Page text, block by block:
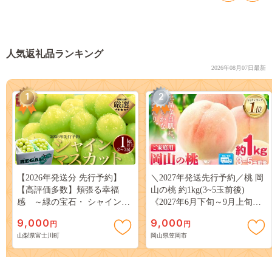
人気返礼品ランキング
2026年08月07日最新
1
【2026年発送分 先行予約】
【高評価多数】頬張る幸福
感 ～緑の宝石・ シャインマ
３房） フルーツ 山梨県産 果
物 くだもの シャイン マスカ
ット ぶどう ブドウ 葡萄 大粒
9,000 円
山梨県富士川町
2
＼2027年発送先行予約／桃 岡
山の桃 約1kg(3~5玉前後)
《2027年6月下旬～9月上旬頃
岡山 はくとう スイーツ フル
ーツ 果物 デザート 旬 モモ も
も 先行予約 送料無料 果物 岡
9,000 円
岡山県笠岡市